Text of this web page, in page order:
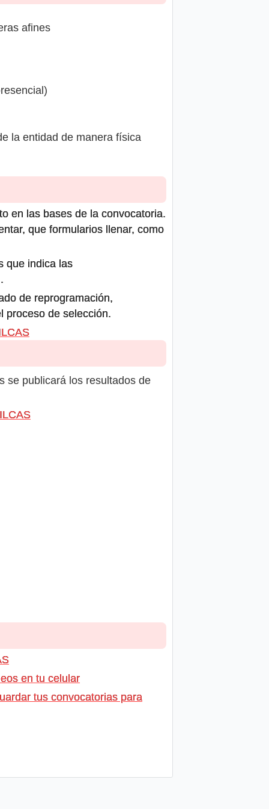
afines
la entidad de manera física
en las bases de la convocatoria.
que formularios llenar, como
que indica las
de reprogramación,
proceso de selección.
se publicará los resultados de
en tu celular
tus convocatorias para